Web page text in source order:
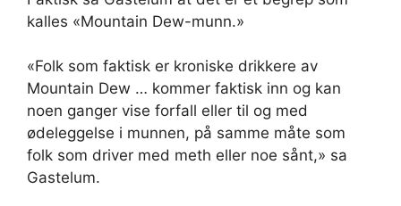
kalles «Mountain Dew-munn.»
«Folk som faktisk er kroniske drikkere av
Mountain Dew … kommer faktisk inn og kan
noen ganger vise forfall eller til og med
ødeleggelse i munnen, på samme måte som
folk som driver med meth eller noe sånt,» sa
Gastelum.